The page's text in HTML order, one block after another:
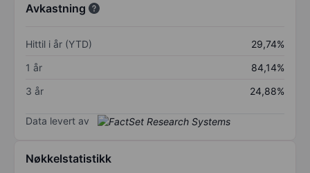
Avkastning
Hittil i år (YTD)
29,74%
1 år
84,14%
3 år
24,88%
Data levert av
Nøkkelstatistikk